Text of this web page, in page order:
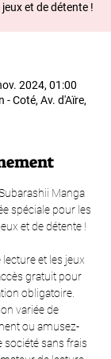
et de détente !
2024, 01:00
- Coté, Av. d'Aïre,
Manga
spéciale pour les
et de détente !
et les jeux
gratuit pour
obligatoire.
variée de
ou amusez-
société sans frais